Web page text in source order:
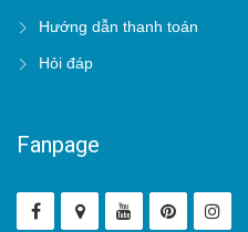
Hướng dẫn thanh toán
Hỏi đáp
Fanpage